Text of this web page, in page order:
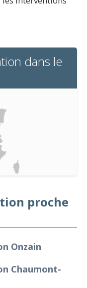
dans le
proche
Onzain
Chaumont-